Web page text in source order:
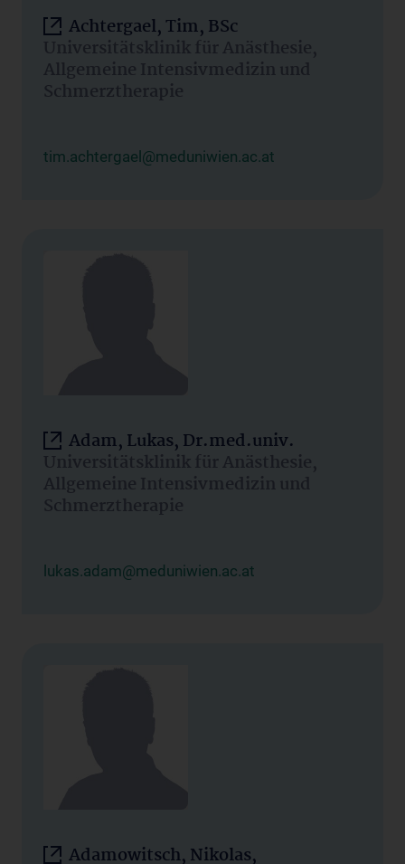
Achtergael, Tim, BSc
Universitätsklinik für Anästhesie,
Allgemeine Intensivmedizin und
Schmerztherapie
tim.achtergael@meduniwien.ac.at
Adam, Lukas, Dr.med.univ.
Universitätsklinik für Anästhesie,
Allgemeine Intensivmedizin und
Schmerztherapie
lukas.adam@meduniwien.ac.at
Adamowitsch, Nikolas,